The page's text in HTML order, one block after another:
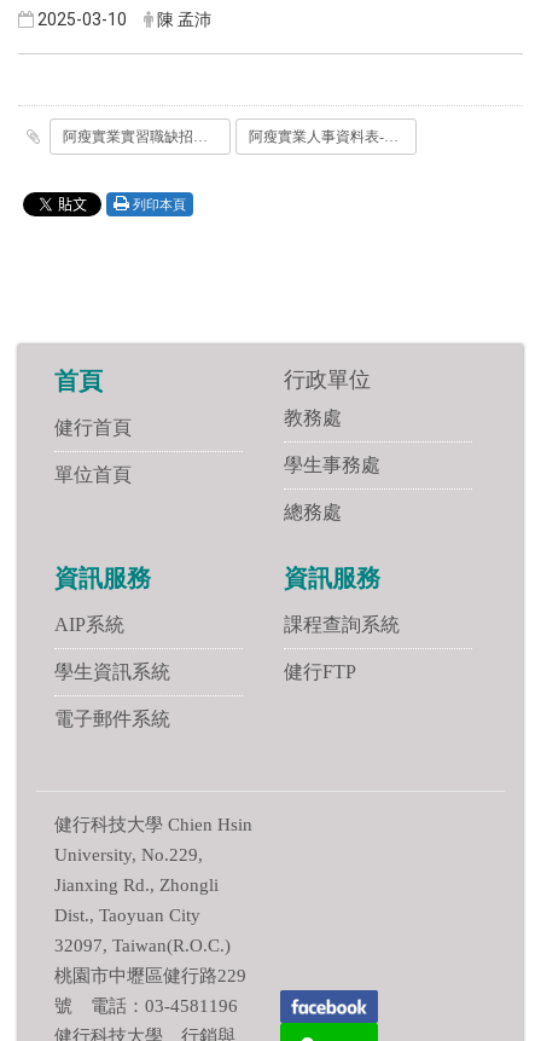
2025-03-10 陳 孟沛
阿瘦實業實習職缺招募_-2025.pdf 阿瘦實業人事資料表-實習.docx
列印本頁
首頁
健行首頁
單位首頁
行政單位
教務處
學生事務處
總務處
資訊服務
AIP系統
學生資訊系統
電子郵件系統
資訊服務
課程查詢系統
健行FTP
健行科技大學 Chien Hsin
University, No.229,
Jianxing Rd., Zhongli
Dist., Taoyuan City
32097, Taiwan(R.O.C.)
桃園市中壢區健行路229
號 電話：03-4581196
健行科技大學 行銷與